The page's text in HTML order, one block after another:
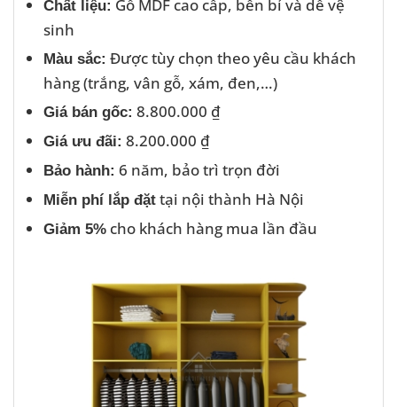
Chất liệu: Gỗ MDF cao cấp, bền bỉ và dễ vệ
sinh
Màu sắc: Được tùy chọn theo yêu cầu khách
hàng (trắng, vân gỗ, xám, đen,…)
Giá bán gốc: 8.800.000 ₫
Giá ưu đãi: 8.200.000 ₫
Bảo hành: 6 năm, bảo trì trọn đời
Miễn phí lắp đặttại nội thành Hà Nội
Giảm 5%cho khách hàng mua lần đầu